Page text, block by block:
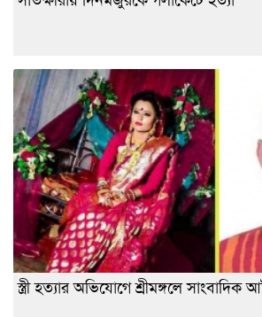
স্ত্রী হত্যার অভিযোগে শ্রীমঙ্গলে সাংবাদিক